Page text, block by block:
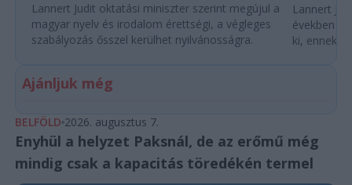
Lannert Judit oktatási miniszter szerint megújul a
magyar nyelv és irodalom érettségi, a végleges
szabályozás ősszel kerülhet nyilvánosságra.
Lannert
években
ki, ennek
Ajánljuk még
BELFÖLD 2026. augusztus 7.
Enyhül a helyzet Paksnál, de az erőmű még
mindig csak a kapacitás töredékén termel